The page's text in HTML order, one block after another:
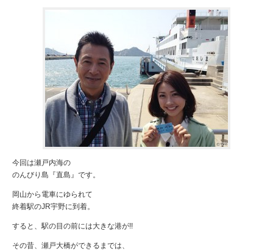
今回は瀬戸内海の
のんびり島『直島』です。
岡山から電車にゆられて
終着駅のJR宇野に到着。
すると、駅の目の前には大きな港が!!
その昔、瀬戸大橋ができるまでは、